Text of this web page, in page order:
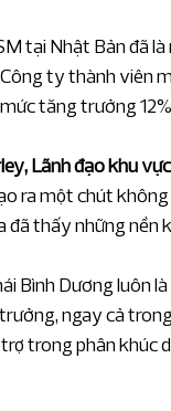
tại Nhật Bản đã
ty thành viên
tăng trưởng
Lãnh đạo khu
ra một chút
đã thấy những nền
Bình Dương luôn
ngay cả
trong phân khúc